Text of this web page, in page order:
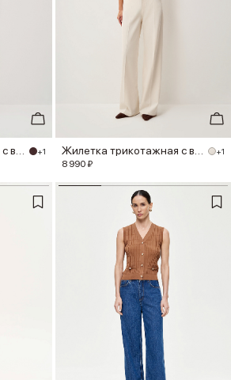
+1 +1
8 990 ₽